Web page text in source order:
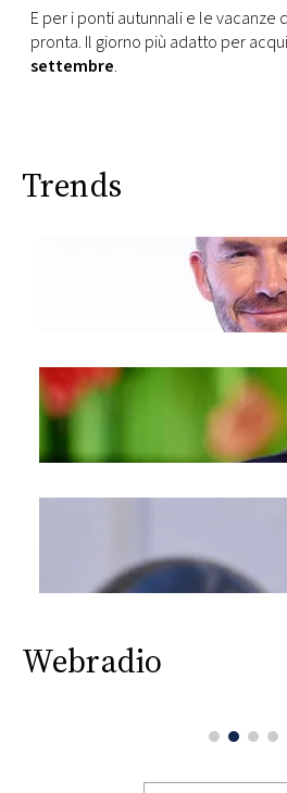
E per i ponti autunnali e le vacanze
pronta. Il giorno più adatto per
settembre.
Trends
Webradio